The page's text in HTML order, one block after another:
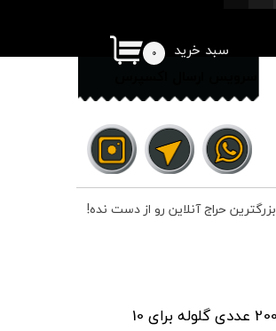
۰ سبد خرید
بزرگترین حراج آنلاین رو از دست نده!
رزرو سانس باشگاه پینت بال پروبال یک جعبه 2000 عددی گلوله برای 10